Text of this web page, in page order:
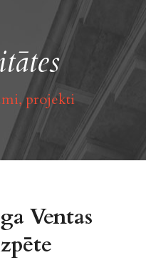
projekti
Ventas